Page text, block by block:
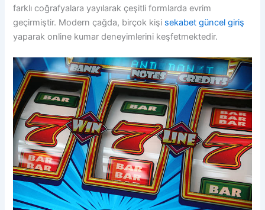
farklı coğrafyalara yayılarak çeşitli formlarda evrim
geçirmiştir. Modern çağda, birçok kişi sekabet güncel giriş
yaparak online kumar deneyimlerini keşfetmektedir.